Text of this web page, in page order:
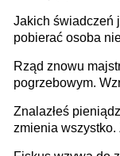
pracodawcy
publiczna),
Jakich świadczeń
pobierać osoba
Rząd znowu
pogrzebowym.
Znalazłeś
zmienia